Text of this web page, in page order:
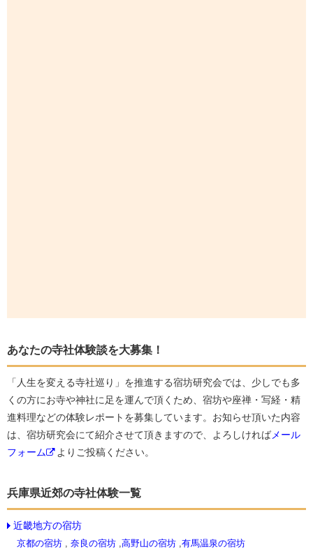
あなたの寺社体験談を大募集！
「人生を変える寺社巡り」を推進する宿坊研究会では、少しでも多
くの方にお寺や神社に足を運んで頂くため、宿坊や座禅・写経・精
進料理などの体験レポートを募集しています。お知らせ頂いた内容
は、宿坊研究会にて紹介させて頂きますので、よろしければメール
フォーム
よりご投稿ください。
兵庫県近郊の寺社体験一覧
近畿地方の宿坊
京都の宿坊 , 奈良の宿坊 ,高野山の宿坊 ,有馬温泉の宿坊